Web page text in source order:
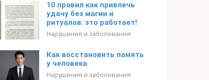
10 правил как привлечь
удачу без магии и
ритуалов: это работает!
Нарушения и заболевания
Как восстановить память
у человека
Нарушения и заболевания